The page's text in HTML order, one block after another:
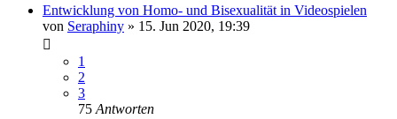
Entwicklung von Homo- und Bisexualität in Videospielen
von Seraphiny » 15. Jun 2020, 19:39
1
2
3
75 Antworten